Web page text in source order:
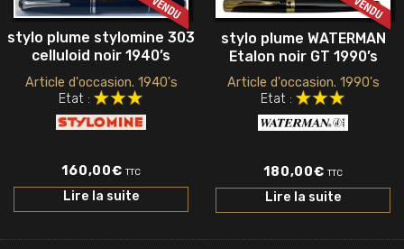
stylo plume stylomine 303
celluloid noir 1940’s
Article d'occasion. 1940's
Etat :
160,00€ TTC
Lire la suite
stylo plume WATERMAN
Etalon noir GT 1990’s
Article d'occasion. 1990's
Etat :
180,00€ TTC
Lire la suite